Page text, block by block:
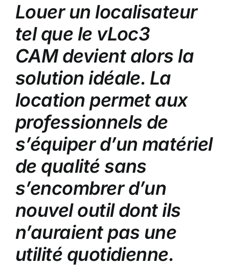
Louer un localisateur
tel que le vLoc3
CAMdevient alors la
solution idéale. La
location permet aux
professionnels de
s’équiper d’un matériel
de qualité sans
s’encombrer d’un
nouvel outil dont ils
n’auraient pas une
utilité quotidienne.